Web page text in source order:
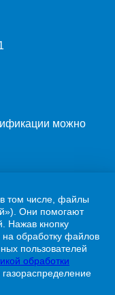
можно
том числе, файлы
Они помогают
Нажав кнопку
обработку файлов
пользователей
обработки